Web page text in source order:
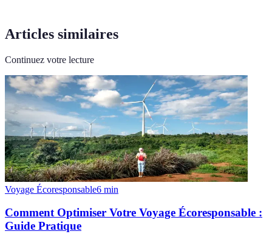
Articles similaires
Continuez votre lecture
Voyage Écoresponsable6 min
Comment Optimiser Votre Voyage Écoresponsable :
Guide Pratique